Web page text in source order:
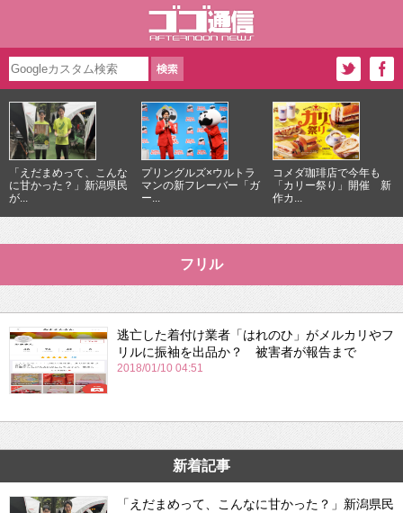
「えだまめって、こんな
に甘かった？」新潟県民
が...
プリングルズ×ウルトラ
マンの新フレーバー「ガ
ー...
コメダ珈琲店で今年も
「カリー祭り」開催 新
作カ...
フリル
逃亡した着付け業者「はれのひ」がメルカリやフ
リルに振袖を出品か？ 被害者が報告まで
2018/01/10 04:51
新着記事
「えだまめって、こんなに甘かった？」新潟県民